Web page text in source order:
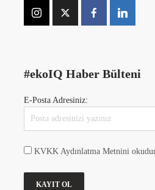
#ekoIQ Haber Bülteni
E-Posta Adresiniz:
KVKK Aydınlatma Metnini